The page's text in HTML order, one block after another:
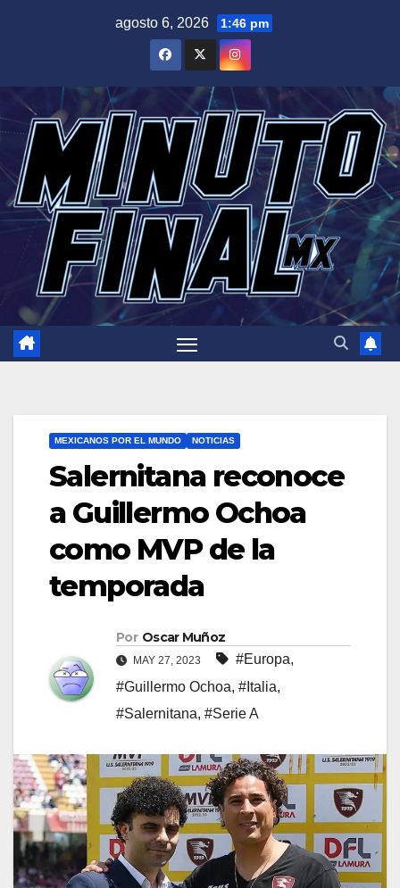
agosto 6, 2026 1:46 pm
MEXICANOS POR EL MUNDO NOTICIAS
Salernitana reconoce
a Guillermo Ochoa
como MVP de la
temporada
Por Oscar Muñoz
MAY 27, 2023 #Europa,
#Guillermo Ochoa, #Italia,
#Salernitana, #Serie A